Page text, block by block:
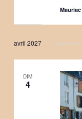
Mauriac
avril 2027
DIM
4